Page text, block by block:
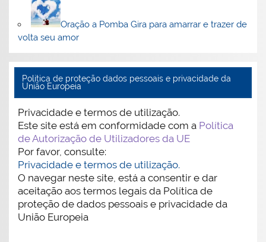
Oração a Pomba Gira para amarrar e trazer de
volta seu amor
Politica de proteção dados pessoais e privacidade da
União Europeia
Privacidade e termos de utilização.
Este site está em conformidade com a Política
de Autorização de Utilizadores da UE
Por favor, consulte:
Privacidade e termos de utilização.
O navegar neste site, está a consentir e dar
aceitação aos termos legais da Política de
proteção de dados pessoais e privacidade da
União Europeia